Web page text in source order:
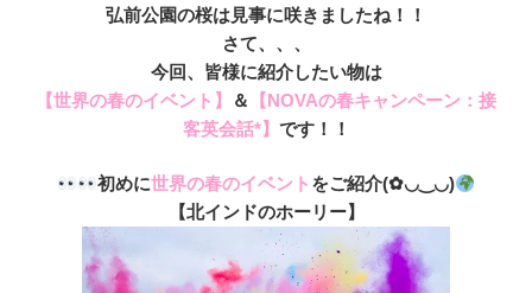
弘前公園の桜は見事に咲きましたね！！
さて、、、
今回、皆様に紹介したい物は
【世界の春のイベント】
＆
【NOVAの春キャンペーン：接
客英会話*】 です！！
初めに世界の春のイベント をご紹介(✿◡‿◡)
【北インドのホーリー】